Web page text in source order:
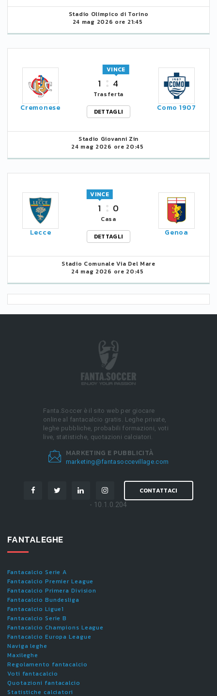
Stadio Olimpico di Torino
24 mag 2026 ore 21:45
Cremonese
1 4
VINCE
Trasferta
DETTAGLI
Como 1907
Stadio Giovanni Zin
24 mag 2026 ore 20:45
Lecce
1
VINCE
0
Casa
DETTAGLI
Genoa
Stadio Comunale Via Del Mare
24 mag 2026 ore 20:45
Fanta.Soccer è il sito web per giocare
online al fantacalcio gratis. Leghe private,
leghe pubbliche, probabili formazioni, voti
live, statistiche, quotazioni calciatori.
MARKETING E PUBBLICITÀ
marketing@fantasoccevillage.com
CONTATTACI
- 10.1.0.204
FANTALEGHE
Fantacalcio Serie A
Fantacalcio Premier League
Fantacalcio Primera Division
Fantacalcio Bundesliga
Fantacalcio Ligue1
Fantacalcio Serie B
Fantacalcio Champions League
Fantacalcio Europa League
Naviga leghe
Maxileghe
Regolamento fantacalcio
Voti fantacalcio
Quotazioni fantacalcio
Statistiche calciatori